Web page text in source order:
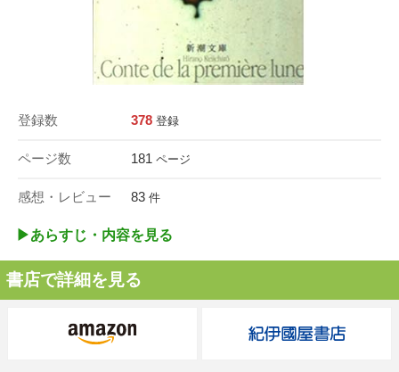
登録数 378 登録
ページ数 181 ページ
感想・レビュー 83 件
▶︎あらすじ・内容を見る
書店で詳細を見る